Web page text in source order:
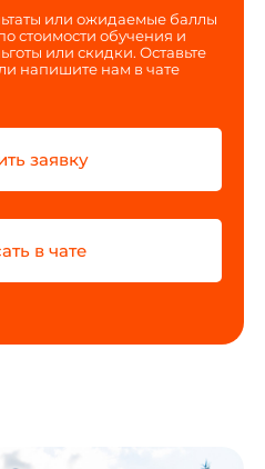
или ожидаемые баллы
стоимости обучения и
или скидки. Оставьте
напишите нам в чате
заявку
в чате